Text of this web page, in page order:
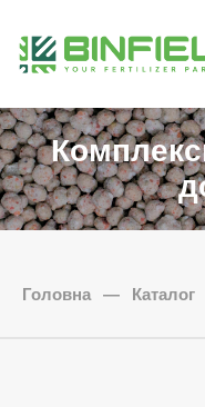
Головна — Каталог